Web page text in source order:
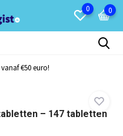
0 0
€50 euro!
– 147 tabletten